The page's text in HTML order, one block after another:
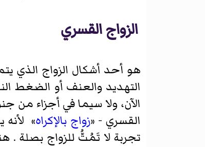
الزواج القسري
هو أحد أشكال الزواج الذي
التهديد والعنف أو الضغط
الآن، ولا سيما في أجزاء
القسري - «زواج بالإكراه» لأنه
تجربة لا تَمُتُّ للزواج